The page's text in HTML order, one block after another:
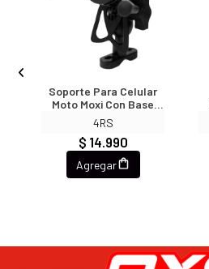
Soporte Para Celular
Moto Moxi Con Base
Para Espejo O Volante
Tipo X
4RS
$ 14.990
Agregar